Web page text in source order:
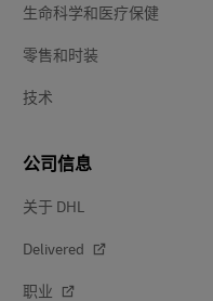
生命科学和医疗保健
零售和时装
技术
公司信息
关于 DHL
Delivered
职业